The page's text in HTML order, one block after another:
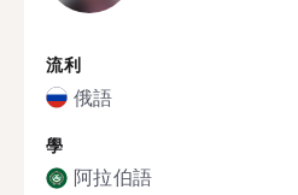
流利
俄語
學
阿拉伯語